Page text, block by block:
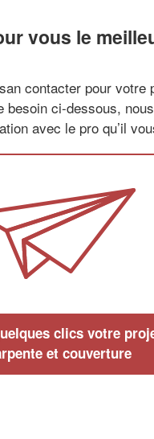
vous le
contacter pour votre
besoin ci-dessous,
avec le pro qu’il
clics votre
et couverture